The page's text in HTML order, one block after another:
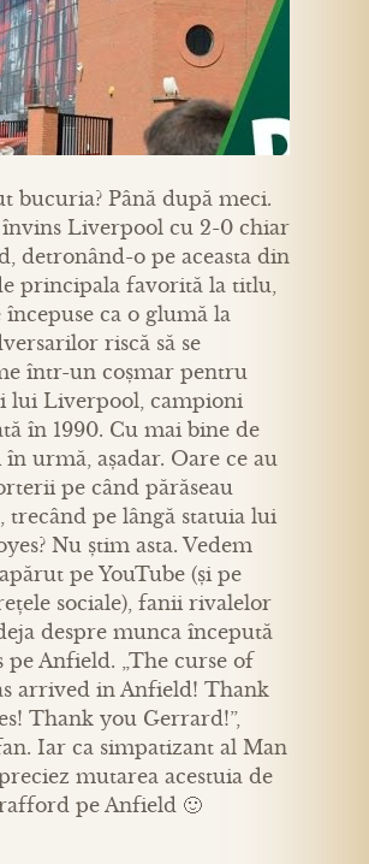
bucuria? Până după meci.
învins Liverpool cu 2-0 chiar
detronând-o pe aceasta din
principala favorită la titlu,
începuse ca o glumă la
riscă să se
într-un coșmar pentru
lui Liverpool, campioni
în 1990. Cu mai bine de
în urmă, așadar. Oare ce au
pe când părăseau
trecând pe lângă statuia lui
Nu știm asta. Vedem
pe YouTube (și pe
sociale), fanii rivalelor
despre munca începută
pe Anfield. „The curse of
arrived in Anfield! Thank
Thank you Gerrard!”,
Iar ca simpatizant al Man
mutarea acestuia de
pe Anfield 🙂